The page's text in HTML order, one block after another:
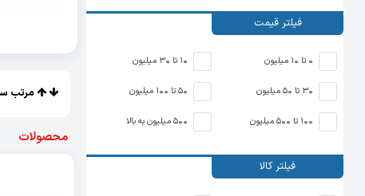
فیلتر قیمت
0 تا 10 میلیون 10 تا 30 میلیون
30 تا 50 میلیون 50 تا 100 میلیون
100 تا 500 میلیون 500 میلیون به بالا
فیلتر کالا
مرتب
محصولات